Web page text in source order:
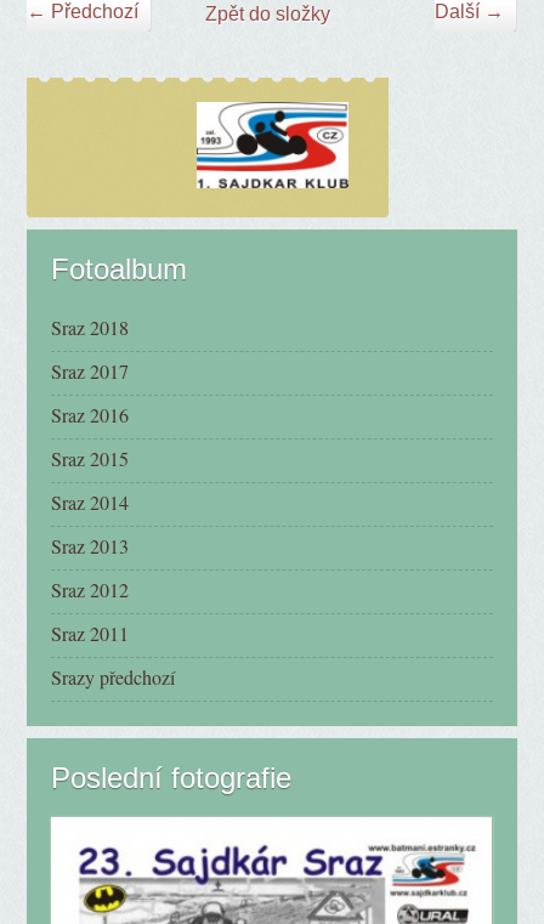
← Předchozí Další →
Zpět do složky
Fotoalbum
Sraz 2018
Sraz 2017
Sraz 2016
Sraz 2015
Sraz 2014
Sraz 2013
Sraz 2012
Sraz 2011
Srazy předchozí
Poslední fotografie